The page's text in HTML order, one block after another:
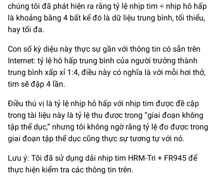
chúng tôi đã phát hiện ra rằng tỷ lệ nhịp tim ÷ nhịp hô hấp
là khoảng bằng 4 bất kể đó là dữ liệu trung bình, tối thiểu,
hay tối đa.
Con số kỳ diệu này thực sự gần với thông tin có sẵn trên
Internet: tỷ lệ hô hấp trung bình của người trưởng thành
trung bình xấp xỉ 1:4, điều này có nghĩa là với mỗi hơi thở,
tim sẽ đập 4 lần.
Điều thú vị là tỷ lệ nhịp hô hấp với nhịp tim được đề cập
trong tài liệu này là tỷ lệ thu được trong “giai đoạn không
tập thể dục,” nhưng tôi không ngờ rằng tỷ lệ đo được trong
giai đoạn tập thể dục cũng thực sự tương tự với nó.
Lưu ý: Tôi đã sử dụng dải nhịp tim HRM-Tri + FR945 để
thực hiện kiểm tra các thông tin trên.